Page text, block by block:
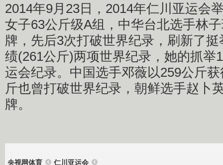
2014年9月23日，2014年仁川亚运会
女子63公斤级A组，中华台北选手林
牌，先后3次打破世界纪录，刷新了
绩(261公斤)两项世界纪录，她的抓举
运会纪录。中国选手邓薇以259公斤
斤也曾打破世界纪录，朝鲜选手赵卜
牌。
央视网体育 仁川亚运会